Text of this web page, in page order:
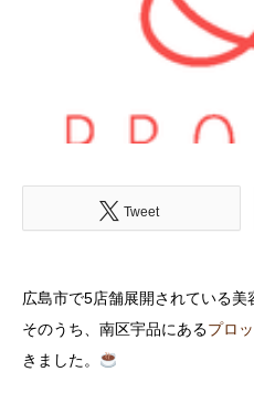
Tweet
広島市で5店舗展開されている美
そのうち、南区宇品にあるプロ
きました。